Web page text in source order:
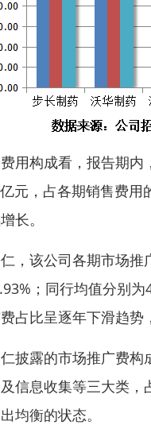
构成看，报告期内
元，占各期销售费用
长。
该公司各期市场推广
；同行均值分别
占比呈逐年下滑趋势
露的市场推广费构
信息收集等三大类
均衡的状态。